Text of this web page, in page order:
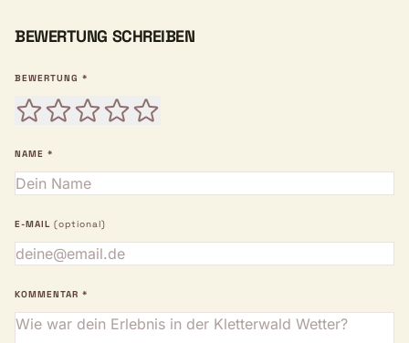
BEWERTUNG SCHREIBEN
BEWERTUNG *
NAME *
E-MAIL (optional)
KOMMENTAR *